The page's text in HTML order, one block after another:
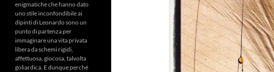
enigmatiche che hanno dato
uno stile inconfondibile ai
dipinti di Leonardo sono un
punto di partenza per
immaginare una vita privata
libera da schemi rigidi,
affettuosa, giocosa, talvolta
goliardica. E dunque perché